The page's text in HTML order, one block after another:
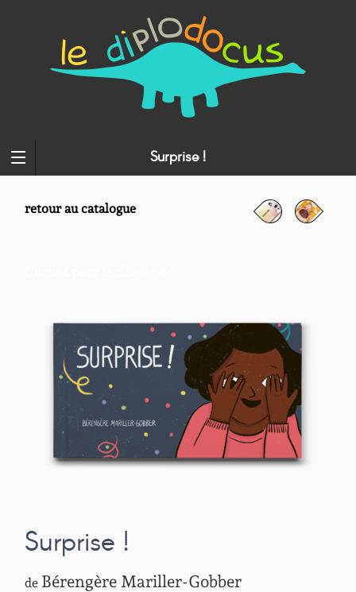
Surprise !
retour au catalogue
Surprise !
de Bérengère Mariller-Gobber